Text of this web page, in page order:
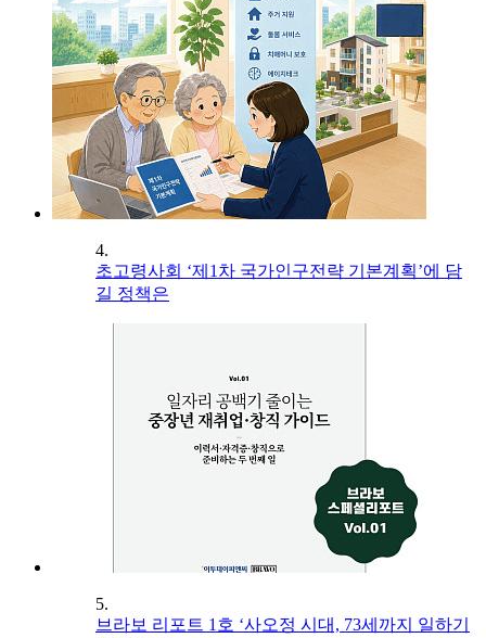
4.
초고령사회 ‘제1차 국가인구전략 기본계획’에 담
길 정책은
5.
브라보 리포트 1호 ‘사오정 시대, 73세까지 일하기